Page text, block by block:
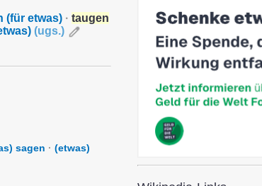
(für etwas) · taugen
(ugs.)
sagen · (etwas)